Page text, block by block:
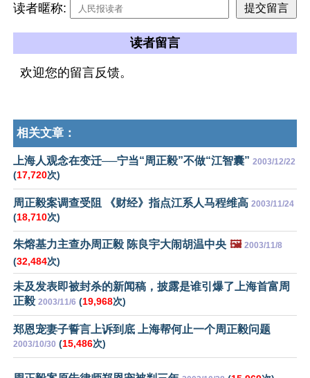
读者暱称:
读者留言
欢迎您的留言反馈。
相关文章：
上海人观念在变迁──宁当“周正毅”不做“江智囊” 2003/12/22
(17,720次)
周正毅案调查受阻 《财经》指点江系人马程维高 2003/11/24
(18,710次)
朱熔基力主查办周正毅 陈良宇大闹胡温中央 🖼️ 2003/11/8
(32,484次)
未及发表即被封杀的新闻稿，披露是谁引爆了上海首富周
正毅 2003/11/6 (19,968次)
郑恩宠妻子誓言上诉到底 上海帮何止一个周正毅问题
2003/10/30 (15,486次)